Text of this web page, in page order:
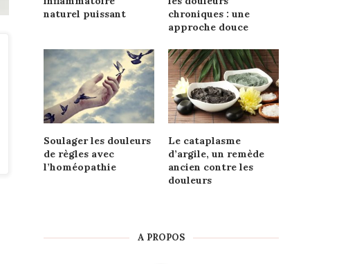
naturel puissant
chroniques : une
approche douce
Soulager les douleurs
de règles avec
l’homéopathie
Le cataplasme
d’argile, un remède
ancien contre les
douleurs
A PROPOS